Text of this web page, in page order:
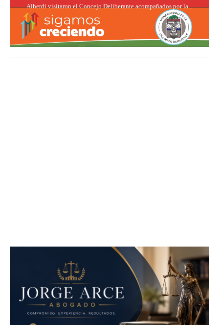
Alberdi visitaron el Concejo Deliberante acompañados por la...